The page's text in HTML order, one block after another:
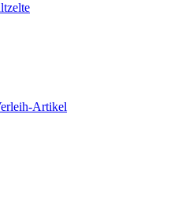
Artikel